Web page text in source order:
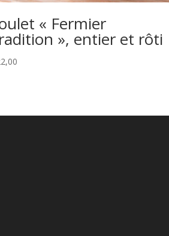
« Fermier
», entier et rôti